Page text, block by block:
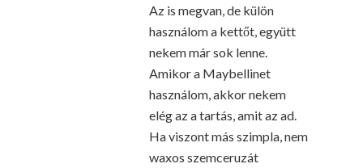
Az is megvan, de külön
használom a kettőt, együtt
nekem már sok lenne.
Amikor a Maybellinet
használom, akkor nekem
elég az a tartás, amit az ad.
Ha viszont más szimpla, nem
waxos szemceruzát